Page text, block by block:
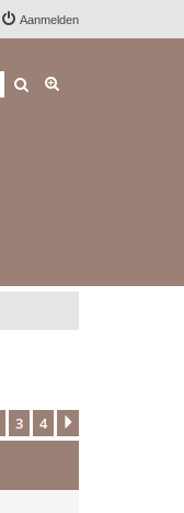
Aanmelden
Zoek
3 4